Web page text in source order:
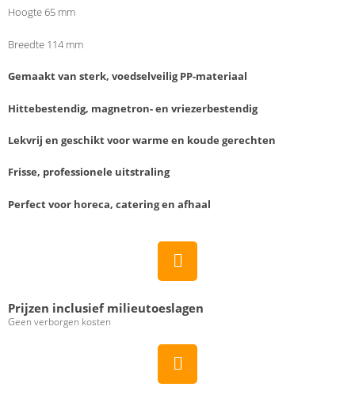
Hoogte 65 mm
Breedte 114 mm
Gemaakt van sterk, voedselveilig PP-materiaal
Hittebestendig, magnetron- en vriezerbestendig
Lekvrij en geschikt voor warme en koude gerechten
Frisse, professionele uitstraling
Perfect voor horeca, catering en afhaal
Prijzen inclusief milieutoeslagen
Geen verborgen kosten